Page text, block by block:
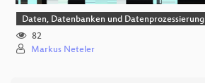
Daten, Datenbanken und Datenprozessierung
82
Markus Neteler